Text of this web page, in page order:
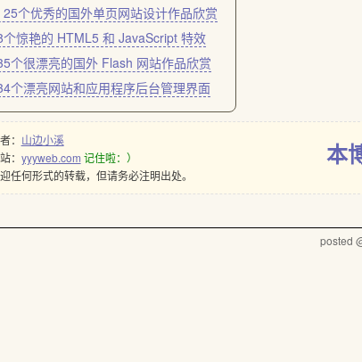
个优秀的国外单页网站设计作品欣赏
个惊艳的 HTML5 和 JavaScript 特效
个很漂亮的国外 Flash 网站作品欣赏
个漂亮网站和应用程序后台管理界面
本
： 山边小溪
： yyyweb.com 记住啦：）
任何形式的转载，但请务必注明出处。
posted